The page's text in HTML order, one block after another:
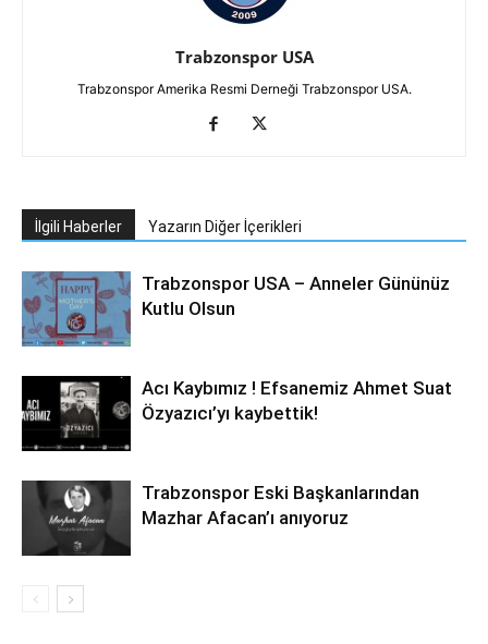
Trabzonspor USA
Trabzonspor Amerika Resmi Derneği Trabzonspor USA.
İlgili Haberler Yazarın Diğer İçerikleri
Trabzonspor USA – Anneler Gününüz
Kutlu Olsun
Acı Kaybımız ! Efsanemiz Ahmet Suat
Özyazıcı’yı kaybettik!
Trabzonspor Eski Başkanlarından
Mazhar Afacan’ı anıyoruz